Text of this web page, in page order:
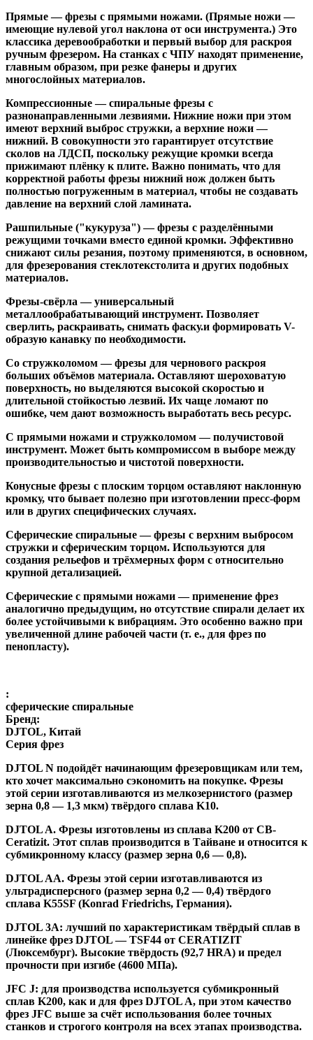
Прямые— фрезы с прямыми ножами. (Прямые ножи —
имеющие нулевой угол наклона от оси инструмента.) Это
классика деревообработки и первый выбор для раскроя
ручным фрезером. На станках с ЧПУ находят применение,
главным образом, при резке фанеры и других
многослойных материалов.
Компрессионные— спиральные фрезы с
разнонаправленными лезвиями. Нижние ножи при этом
имеют верхний выброс стружки, а верхние ножи —
нижний. В совокупности это гарантирует отсутствие
сколов на ЛДСП, поскольку режущие кромки всегда
прижимают плёнку к плите. Важно понимать, что для
корректной работы фрезы нижний нож должен быть
полностью погруженным в материал, чтобы не создавать
давление на верхний слой ламината.
Рашпильные ("кукуруза")— фрезы с разделёнными
режущими точками вместо единой кромки. Эффективно
снижают силы резания, поэтому применяются, в основном,
для фрезерования стеклотекстолита и других подобных
материалов.
Фрезы-свёрла — универсальный
металлообрабатывающий инструмент. Позволяет
сверлить, раскраивать, снимать фаску.и формировать V-
образую канавку по необходимости.
Со стружколомом— фрезы для чернового раскроя
больших объёмов материала. Оставляют шероховатую
поверхность, но выделяются высокой скоростью и
длительной стойкостью лезвий. Их чаще ломают по
ошибке, чем дают возможность выработать весь ресурс.
С прямыми ножами и стружколомом— получистовой
инструмент. Может быть компромиссом в выборе между
производительностью и чистотой поверхности.
Конусные фрезы с плоским торцом оставляют наклонную
кромку, что бывает полезно при изготовлении пресс-форм
или в других специфических случаях.
Сферические спиральные— фрезы с верхним выбросом
стружки и сферическим торцом. Используются для
создания рельефов и трёхмерных форм с относительно
крупной детализацией.
Сферические с прямыми ножами— применение фрез
аналогично предыдущим, но отсутствие спирали делает их
более устойчивыми к вибрациям. Это особенно важно при
увеличенной длине рабочей части (т. е., для фрез по
пенопласту).
:
сферические спиральные
Бренд:
DJTOL, Китай
Серия фрез
DJTOL N подойдёт начинающим фрезеровщикам или тем,
кто хочет максимально сэкономить на покупке. Фрезы
этой серии изготавливаются из мелкозернистого (размер
зерна 0,8 — 1,3 мкм) твёрдого сплава K10.
DJTOL A. Фрезы изготовлены из сплава K200 от CB-
Ceratizit. Этот сплав производится в Тайване и относится к
субмикронному классу (размер зерна 0,6 — 0,8).
DJTOL AA. Фрезы этой серии изготавливаются из
ультрадисперсного (размер зерна 0,2 — 0,4) твёрдого
сплава K55SF (Konrad Friedrichs, Германия).
DJTOL 3A: лучший по характеристикам твёрдый сплав в
линейке фрез DJTOL — TSF44 от CERATIZIT
(Люксембург). Высокие твёрдость (92,7 HRA) и предел
прочности при изгибе (4600 МПа).
JFC J: для производства используется субмикронный
сплав K200, как и для фрез DJTOL A, при этом качество
фрез JFC выше за счёт использования более точных
станков и строгого контроля на всех этапах производства.